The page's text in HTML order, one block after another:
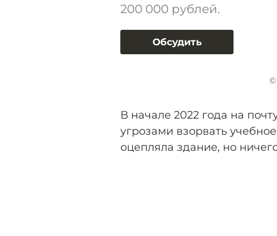
200 000 рублей.
Обсудить
©
В начале 2022 года на
угрозами взорвать
оцепляла здание, но